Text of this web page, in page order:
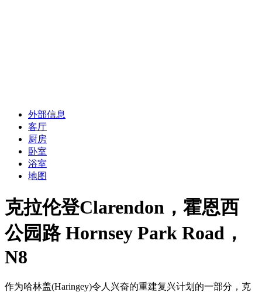
外部信息
客厅
厨房
卧室
浴室
地图
克拉伦登Clarendon，霍恩西
公园路 Hornsey Park Road，
N8
作为哈林盖(Haringey)令人兴奋的重建复兴计划的一部分，克